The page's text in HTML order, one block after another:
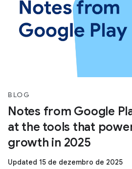
BLOG
Notes from Google
at the tools that
growth in 2025
Updated 15 de dezembro de 2025